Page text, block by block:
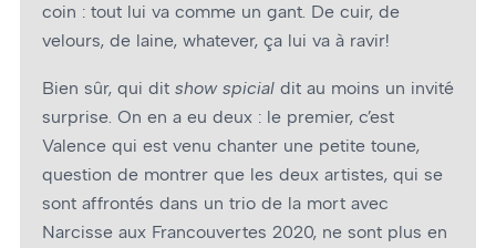
coin : tout lui va comme un gant. De cuir, de
velours, de laine, whatever, ça lui va à ravir!
Bien sûr, qui dit show spicial dit au moins un invité
surprise. On en a eu deux : le premier, c’est
Valence qui est venu chanter une petite toune,
question de montrer que les deux artistes, qui se
sont affrontés dans un trio de la mort avec
Narcisse aux Francouvertes 2020, ne sont plus en